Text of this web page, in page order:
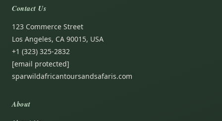
Contact Us
123 Commerce Street
Los Angeles, CA 90015, USA
+1 (323) 325-2832
[email protected]
sparwildafricantoursandsafaris.com
About